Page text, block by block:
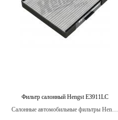
Фильтр салонный Hengst E3911LC
Салонные автомобильные фильтры Hengst